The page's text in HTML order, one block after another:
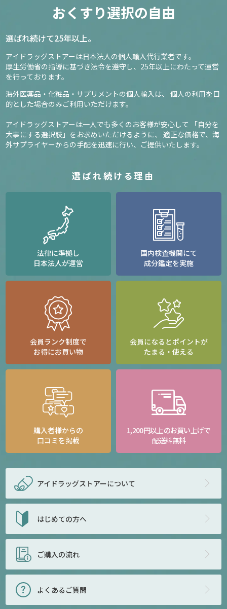
おくすり選択の自由
選ばれ続けて25年以上。
アイドラッグストアーは日本法人の個人輸入代行業者です。
厚生労働省の指導に基づき法令を遵守し、 25年以上にわたって運営
を行っております。
海外医薬品・化粧品・サプリメントの個人輸入は、
個人の利用を目
的とした場合のみご利用いただけます。
アイドラッグストアーは一人でも多くのお客様が安心して
「自分を
大事にする選択肢」をお求めいただけるように、
適正な価格で、海
外サプライヤーからの手配を迅速に行い、ご提供いたします。
選ばれ続ける理由
法律に準拠し
日本法人が運営
国内検査機関にて
成分鑑定を実施
会員ランク制度で
お得にお買い物
会員になるとポイントが
たまる・使える
購入者様からの
口コミを掲載
1,200円以上のお買い上げで
配送料無料
アイドラッグストアーについて
はじめての方へ
ご購入の流れ
よくあるご質問